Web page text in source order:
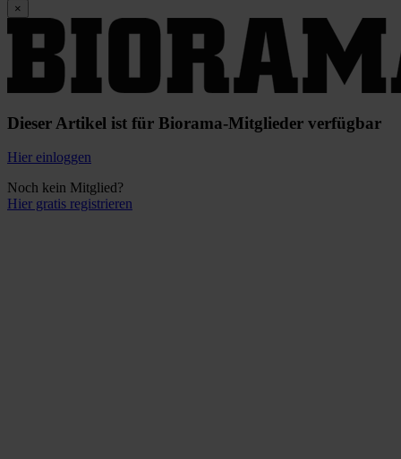
×
Dieser Artikel ist für Biorama-Mitglieder verfügbar
Hier einloggen
Noch kein Mitglied?
Hier gratis registrieren